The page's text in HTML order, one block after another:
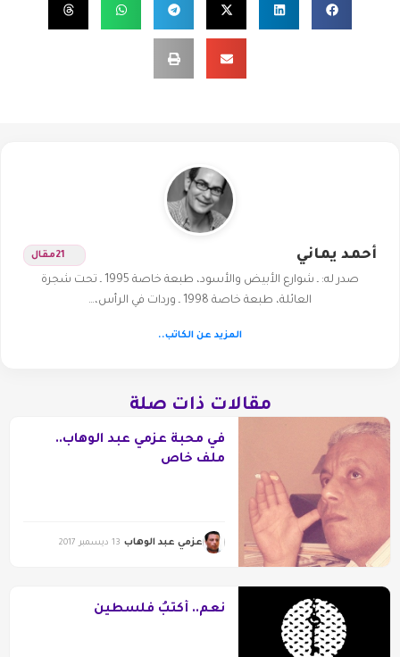
أحمد يماني 21مقال
صدر له: ـ شوارع الأبيض والأسود، طبعة خاصة 1995 ـ تحت شجرة
العائلة، طبعة خاصة 1998 ـ وردات في الرأس،…
المزيد عن الكاتب..
مقالات ذات صلة
في محبة عزمي عبد الوهاب..
ملف خاص
عزمي عبد الوهاب 13 ديسمبر 2017
نعم.. أكتبُ فلسطين